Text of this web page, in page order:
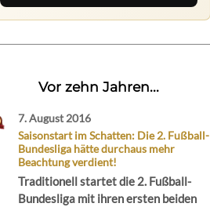
Vor zehn Jahren...
7. August 2016
Saisonstart im Schatten: Die 2. Fußball-
Bundesliga hätte durchaus mehr
Beachtung verdient!
Traditionell startet die 2. Fußball-
Bundesliga mit ihren ersten beiden